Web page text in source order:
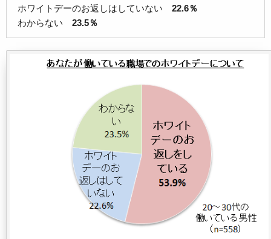
ホワイトデーのお返しはしていない 22.6％
わからない 23.5％